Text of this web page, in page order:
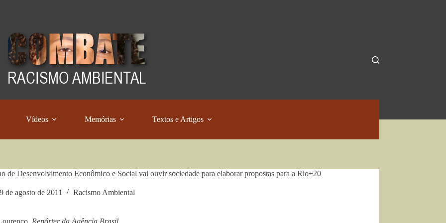
Vídeos Memórias Textos e Artigos
de Desenvolvimento Econômico e Social vai ouvir sociedade para elaborar propostas para a Rio+20
de agosto de 2011 Racismo Ambiental
Repórter da Agência Brasil